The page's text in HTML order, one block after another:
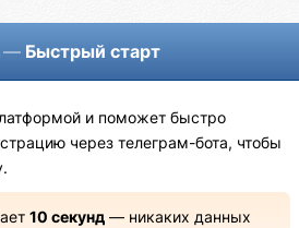
— Быстрый старт
и поможет быстро
через телеграм-бота, чтобы
10 секунд— никаких данных